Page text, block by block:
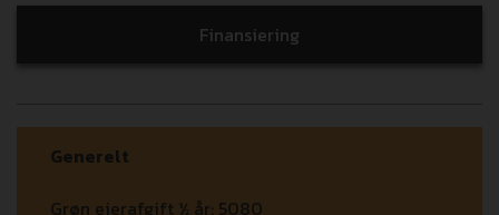
Finansiering
Generelt
Grøn ejerafgift ½ år: 5080